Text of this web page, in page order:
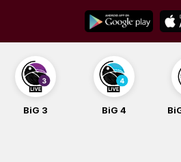
content
BiG Balade